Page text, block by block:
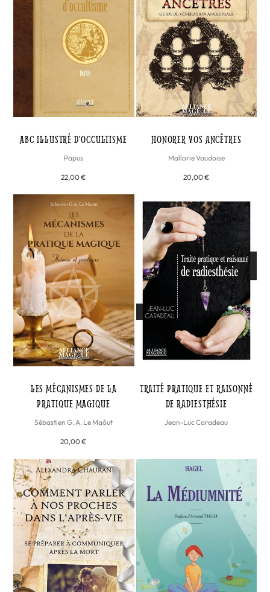
ABC ILLUSTRÉ D'OCCULTISME
Papus
22,00 €
HONORER VOS ANCÊTRES
Mallorie Vaudoise
20,00 €
LES MÉCANISMES DE LA
PRATIQUE MAGIQUE
Sébastien G. A. Le Maôut
20,00 €
TRAITÉ PRATIQUE ET RAISONNÉ
DE RADIESTHÉSIE
Jean-Luc Caradeau